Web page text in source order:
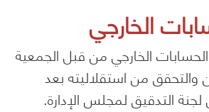
الخارجي
الخارجي من قبل الجمعية
والتحقق من استقلاليته بعد
التدقيق لمجلس الإدارة.